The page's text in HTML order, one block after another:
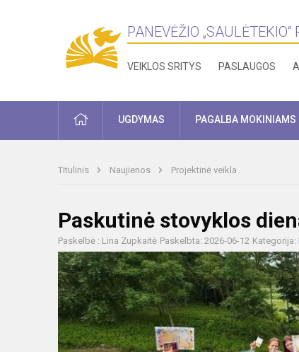
PANEVĖŽIO
VEIKLOS SRITYS PASLAUGOS
PRADŽIAUGDYMAS PAGALBA MOKINIAMS
Titulinis Naujienos Projektinė veikla
Paskutinė stovyklos
Paskelbė : Lina Zupkaitė Paskelbta: 2026-06-12 Kategorija: